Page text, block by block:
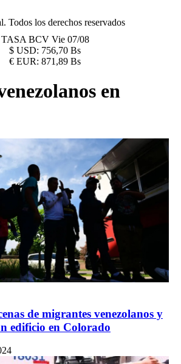
Todos los derechos reservados
TASA BCV Vie 07/08
$ USD: 756,70 Bs
€ EUR: 871,89 Bs
en
de migrantes venezolanos y
edificio en Colorado